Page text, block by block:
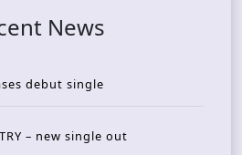
News
debut single
– new single out